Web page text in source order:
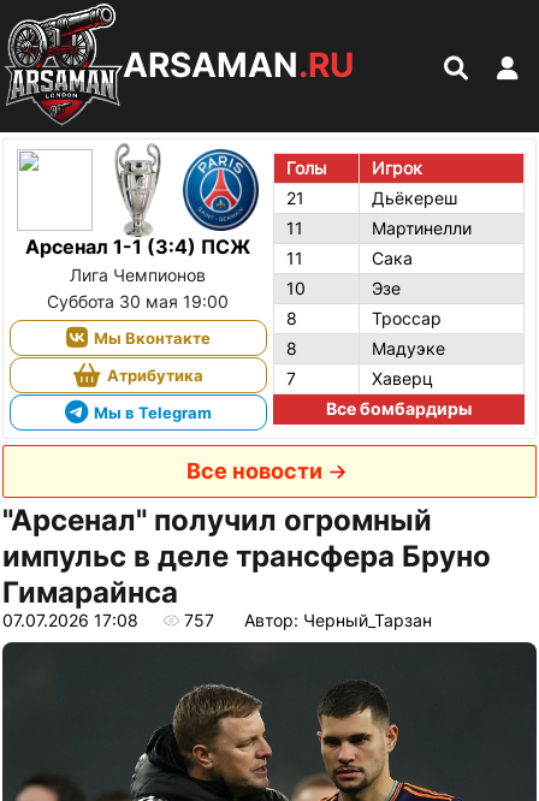
ARSAMAN.RU
Арсенал 1-1 (3:4) ПСЖ
Лига Чемпионов
Суббота 30 мая 19:00
Мы Вконтакте
Атрибутика
Мы в Telegram
Голы
Игрок
21
Дьёкереш
11
Мартинелли
11
Сака
10
Эзе
8
Троссар
8
Мадуэке
7
Хаверц
Все бомбардиры
Все новости
"Арсенал" получил огромный
импульс в деле трансфера Бруно
Гимарайнса
07.07.2026 17:08 757 Автор: Черный_Тарзан